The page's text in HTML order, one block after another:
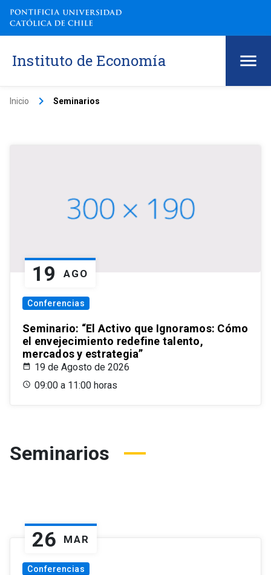
Instituto de Economía
Inicio keyboard_arrow_right Seminarios
19 AGO
Conferencias
Seminario: “El Activo que Ignoramos: Cómo
el envejecimiento redefine talento,
mercados y estrategia”
19 de Agosto de 2026
09:00 a 11:00 horas
Seminarios
26 MAR
Conferencias